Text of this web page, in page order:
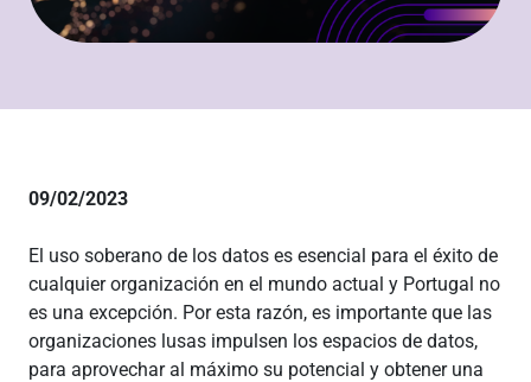
09/02/2023
El uso soberano de los datos es esencial para el éxito de
cualquier organización en el mundo actual y Portugal no
es una excepción. Por esta razón, es importante que las
organizaciones lusas impulsen los espacios de datos,
para aprovechar al máximo su potencial y obtener una